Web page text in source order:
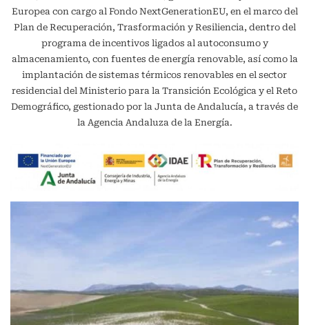
Europea con cargo al Fondo NextGenerationEU, en el marco del
Plan de Recuperación, Trasformación y Resiliencia, dentro del
programa de incentivos ligados al autoconsumo y
almacenamiento, con fuentes de energía renovable, así como la
implantación de sistemas térmicos renovables en el sector
residencial del Ministerio para la Transición Ecológica y el Reto
Demográfico, gestionado por la Junta de Andalucía, a través de
la Agencia Andaluza de la Energía.